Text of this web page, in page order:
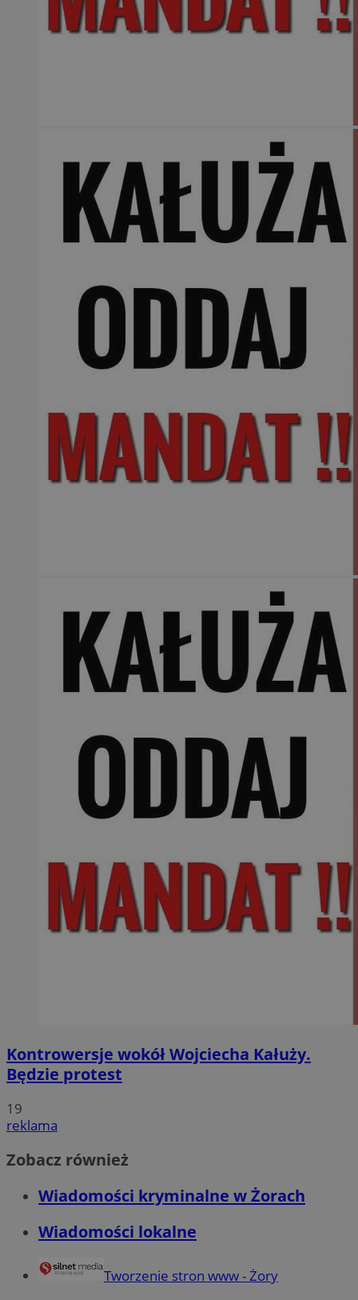
Kontrowersje wokół Wojciecha Kałuży.
Będzie protest
19
reklama
Zobacz również
Wiadomości kryminalne w Żorach
Wiadomości lokalne
Tworzenie stron www - Żory